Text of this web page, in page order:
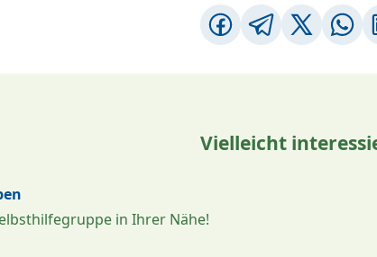
Vielleicht
in Ihrer Nähe!